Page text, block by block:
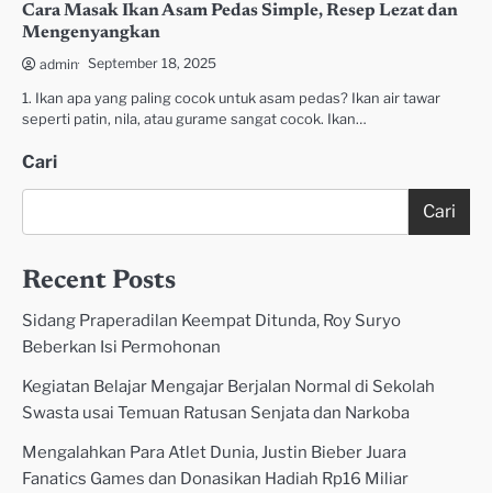
Cara Masak Ikan Asam Pedas Simple, Resep Lezat dan
Mengenyangkan
admin September 18, 2025
1. Ikan apa yang paling cocok untuk asam pedas? Ikan air tawar
seperti patin, nila, atau gurame sangat cocok. Ikan…
Cari
Cari
Recent Posts
Sidang Praperadilan Keempat Ditunda, Roy Suryo
Beberkan Isi Permohonan
Kegiatan Belajar Mengajar Berjalan Normal di Sekolah
Swasta usai Temuan Ratusan Senjata dan Narkoba
Mengalahkan Para Atlet Dunia, Justin Bieber Juara
Fanatics Games dan Donasikan Hadiah Rp16 Miliar